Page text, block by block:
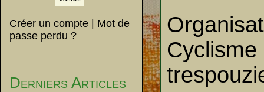
Créer un compte
Mot de
passe perdu ?
Derniers Articles